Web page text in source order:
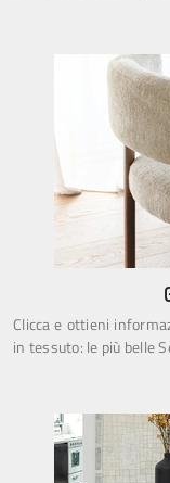
Clicca e ottieni
in tessuto: le più belle